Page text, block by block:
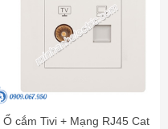
Ổ cắm Tivi + Mạng RJ45 Cat